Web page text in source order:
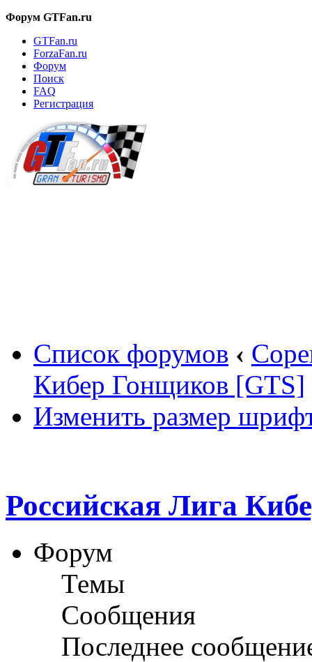
Форум GTFan.ru
GTFan.ru
ForzaFan.ru
Форум
Поиск
FAQ
Регистрация
Список форумов ‹
Кибер Гонщиков [GTS]
Изменить размер
Российская Лига
Форум
Темы
Сообщения
Последнее